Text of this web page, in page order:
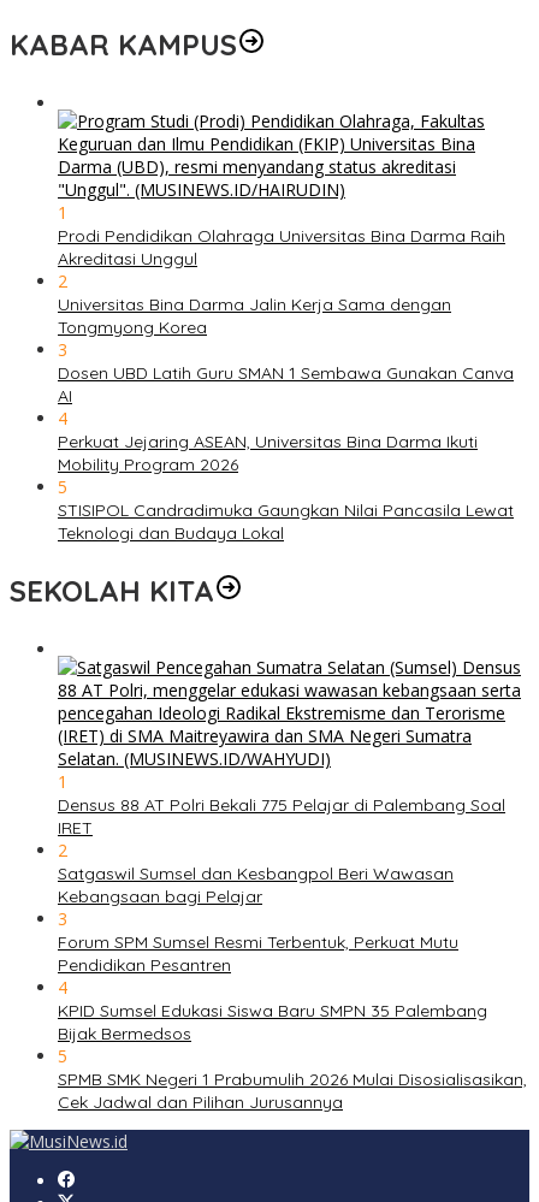
KABAR KAMPUS
1
Prodi Pendidikan Olahraga Universitas Bina Darma Raih
Akreditasi Unggul
2
Universitas Bina Darma Jalin Kerja Sama dengan
Tongmyong Korea
3
Dosen UBD Latih Guru SMAN 1 Sembawa Gunakan Canva
AI
4
Perkuat Jejaring ASEAN, Universitas Bina Darma Ikuti
Mobility Program 2026
5
STISIPOL Candradimuka Gaungkan Nilai Pancasila Lewat
Teknologi dan Budaya Lokal
SEKOLAH KITA
1
Densus 88 AT Polri Bekali 775 Pelajar di Palembang Soal
IRET
2
Satgaswil Sumsel dan Kesbangpol Beri Wawasan
Kebangsaan bagi Pelajar
3
Forum SPM Sumsel Resmi Terbentuk, Perkuat Mutu
Pendidikan Pesantren
4
KPID Sumsel Edukasi Siswa Baru SMPN 35 Palembang
Bijak Bermedsos
5
SPMB SMK Negeri 1 Prabumulih 2026 Mulai Disosialisasikan,
Cek Jadwal dan Pilihan Jurusannya